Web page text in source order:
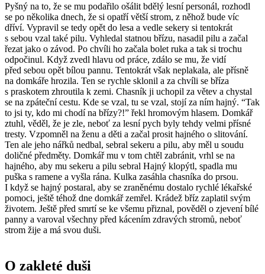
Pyšný na to, že se mu podařilo ošálit bdělý lesní personál, rozhodl
se po několika dnech, že si opatří větší strom, z něhož bude víc
dříví. Vypravil se tedy opět do lesa a vedle sekery si tentokrát
s sebou vzal také pilu. Vyhledal statnou břízu, nasadil pilu a začal
řezat jako o závod. Po chvíli ho začala bolet ruka a tak si trochu
odpočinul. Když zvedl hlavu od práce, zdálo se mu, že vidí
před sebou opět bílou pannu. Tentokrát však neplakala, ale přísně
na domkáře hrozila. Ten se rychle sklonil a za chvíli se bříza
s praskotem zhroutila k zemi. Chasník ji uchopil za větev a chystal
se na zpáteční cestu. Kde se vzal, tu se vzal, stojí za ním hajný. “Tak
to jsi ty, kdo mi chodí na břízy?!” řekl hromovým hlasem. Domkář
ztuhl, věděl, že je zle, neboť za lesní pych byly tehdy velmi přísné
tresty. Vzpomněl na ženu a děti a začal prosit hajného o slitování.
Ten ale jeho nářků nedbal, sebral sekeru a pilu, aby měl u soudu
doličné předměty. Domkář mu v tom chtěl zabránit, vrhl se na
hajného, aby mu sekeru a pilu sebral Hajný klopýtl, spadla mu
puška s ramene a vyšla rána. Kulka zasáhla chasníka do prsou.
I když se hajný postaral, aby se zraněnému dostalo rychlé lékařské
pomoci, ještě téhož dne domkář zemřel. Krádež bříz zaplatil svým
životem. Ještě před smrtí se ke všemu přiznal, pověděl o zjevení bílé
panny a varoval všechny před kácením zdravých stromů, neboť
strom žije a má svou duši.
O zakleté duši